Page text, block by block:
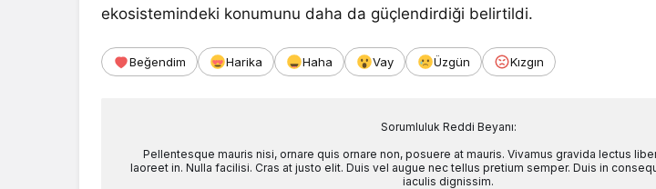
ekosistemindeki konumunu daha da güçlendirdiği belirtildi.
Beğendim Harika Haha Vay Üzgün Kızgın
Sorumluluk Reddi Beyanı:
Pellentesque mauris nisi, ornare quis ornare non, posuere at mauris. Vivamus gravida lectus
laoreet in. Nulla facilisi. Cras at justo elit. Duis vel augue nec tellus pretium semper. Duis in
iaculis dignissim.